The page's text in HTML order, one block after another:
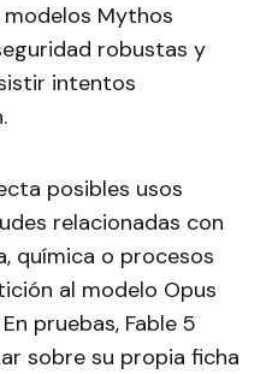
Mythos
robustas y
intentos
posibles usos
relacionadas con
química o procesos
al modelo Opus
pruebas, Fable 5
sobre su propia ficha